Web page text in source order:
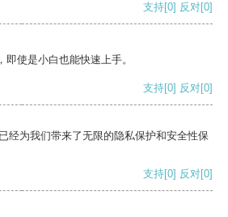
支持[0] 反对[0]
使是小白也能快速上手。
支持[0] 反对[0]
经为我们带来了无限的隐私保护和安全性保
支持[0] 反对[0]